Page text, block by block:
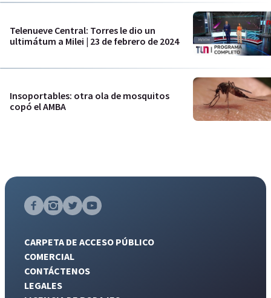
Telenueve Central: Torres le dio un
ultimátum a Milei | 23 de febrero de 2024
Insoportables: otra ola de mosquitos
copó el AMBA
CARPETA DE ACCESO PÚBLICO
COMERCIAL
CONTÁCTENOS
LEGALES